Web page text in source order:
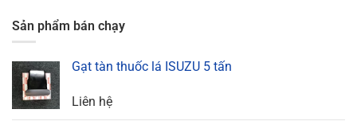
Sản phẩm bán chạy
Gạt tàn thuốc lá ISUZU 5 tấn
Liên hệ